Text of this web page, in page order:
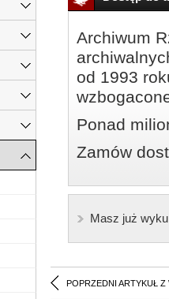
Archiwum
od 1993
Ponad
Zamów
Masz już
POPRZEDNI ARTYKUŁ Z